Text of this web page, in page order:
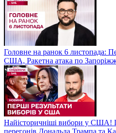
Головне на ранок 6 листопада:
США, Ракетна атака по
Найісторичніші вибори у США!
перегонів Дональда Трампа та